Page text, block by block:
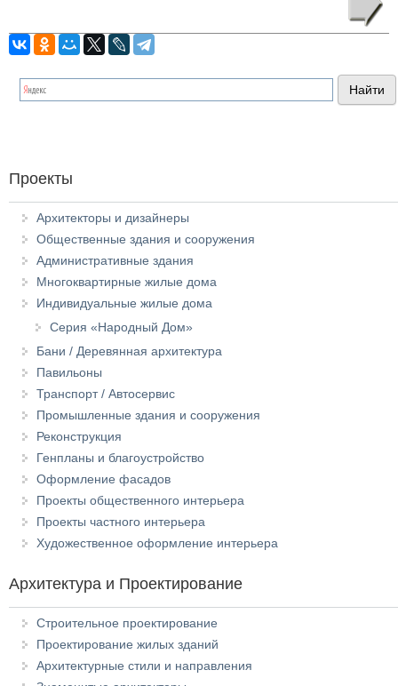
Проекты
Архитекторы и дизайнеры
Общественные здания и сооружения
Административные здания
Многоквартирные жилые дома
Индивидуальные жилые дома
Серия «Народный Дом»
Бани / Деревянная архитектура
Павильоны
Транспорт / Автосервис
Промышленные здания и сооружения
Реконструкция
Генпланы и благоустройство
Оформление фасадов
Проекты общественного интерьера
Проекты частного интерьера
Художественное оформление интерьера
Архитектура и Проектирование
Строительное проектирование
Проектирование жилых зданий
Архитектурные стили и направления